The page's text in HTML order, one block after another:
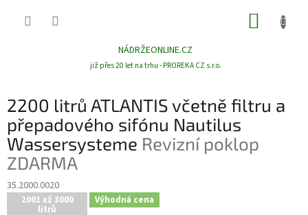
NÁDRŽEONLINE.CZ
již přes 20 let na trhu - PROREKA CZ s.r.o.
2200 litrů ATLANTIS včetně filtru a
přepadového sifónu Nautilus
Wassersysteme Revizní poklop
ZDARMA
35.2000.0020
2001 až 3000
litrů
Výhodná cena